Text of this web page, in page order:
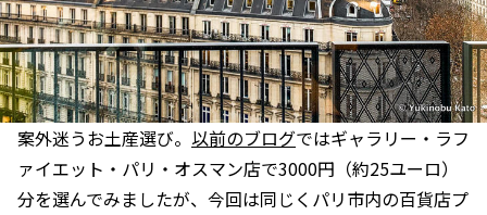
案外迷うお土産選び。 以前のブログではギャラリー・ラフ
ァイエット・パリ・オスマン店で3000円（約25ユーロ）
分を選んでみましたが、今回は同じくパリ市内の百貨店プ